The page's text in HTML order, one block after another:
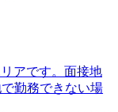
アです。面接地
勤務できない場